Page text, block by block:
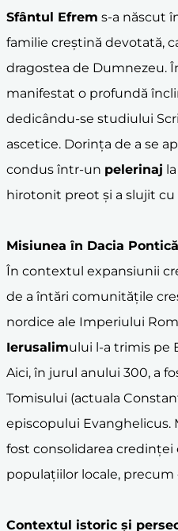
Sfântul Efrem s-a născut
familie creștină devotată,
dragostea de Dumnezeu.
manifestat o profundă
dedicându-se studiului
ascetice. Dorința de a se
condus într-un pelerinaj la
hirotonit preot și a slujit cu
Misiunea în Dacia Pontică
În contextul expansiunii
de a întări comunitățile
nordice ale Imperiului
Ierusalimului l-a trimis pe
Aici, în jurul anului 300, a
Tomisului (actuala
episcopului Evanghelicus.
fost consolidarea credinței
populațiilor locale,
Contextul istoric și